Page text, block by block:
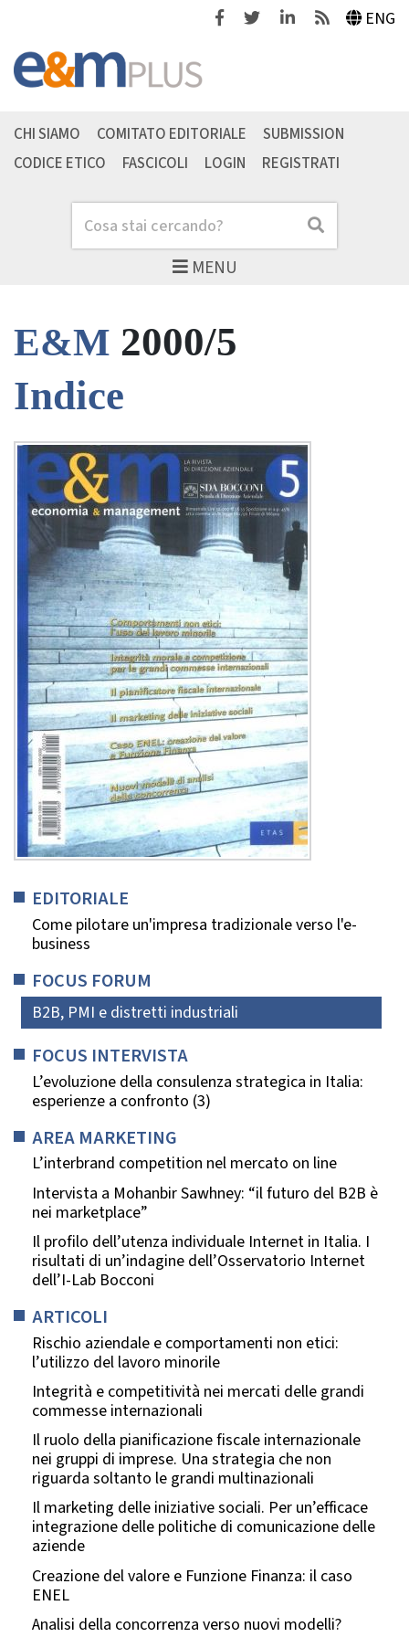
FacebookTwitterLinkedinFeeds ENG
MENU
Cerca Cerca
CHI SIAMO COMITATO EDITORIALE
SUBMISSION
CODICE ETICO
FASCICOLI LOGIN REGISTRATI
E&M 2000/5
Indice
EDITORIALE
Come pilotare un'impresa tradizionale verso l'e-
business
FOCUS FORUM
B2B, PMI e distretti industriali
FOCUS INTERVISTA
L’evoluzione della consulenza strategica in Italia:
esperienze a confronto (3)
AREA MARKETING
L’interbrand competition nel mercato on line
Intervista a Mohanbir Sawhney: “il futuro del B2B è
nei marketplace”
Il profilo dell’utenza individuale Internet in Italia. I
risultati di un’indagine dell’Osservatorio Internet
dell’I-Lab Bocconi
ARTICOLI
Rischio aziendale e comportamenti non etici:
l’utilizzo del lavoro minorile
Integrità e competitività nei mercati delle grandi
commesse internazionali
Il ruolo della pianificazione fiscale internazionale
nei gruppi di imprese. Una strategia che non
riguarda soltanto le grandi multinazionali
Il marketing delle iniziative sociali. Per un’efficace
integrazione delle politiche di comunicazione delle
aziende
Creazione del valore e Funzione Finanza: il caso
ENEL
Analisi della concorrenza verso nuovi modelli?